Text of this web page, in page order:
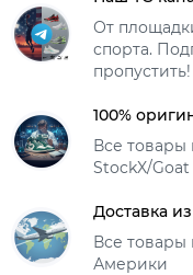
От
спорта.
пропустить!
100%
Все
StockX/
Доставка
Все товары
Америки